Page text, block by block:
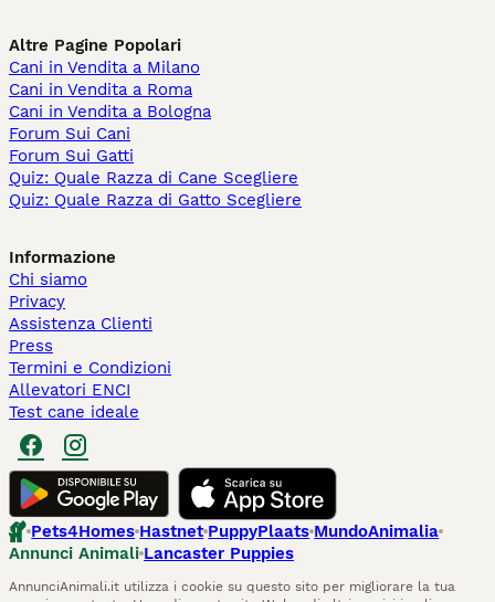
Altre Pagine Popolari
Cani in Vendita a Milano
Cani in Vendita a Roma
Cani in Vendita a Bologna
Forum Sui Cani
Forum Sui Gatti
Quiz: Quale Razza di Cane Scegliere
Quiz: Quale Razza di Gatto Scegliere
Informazione
Chi siamo
Privacy
Assistenza Clienti
Press
Termini e Condizioni
Allevatori ENCI
Test cane ideale
Pets4Homes Hastnet PuppyPlaats MundoAnimalia
Annunci Animali Lancaster Puppies
AnnunciAnimali.it utilizza i cookie su questo sito per migliorare la tua